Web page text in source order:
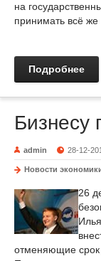
на
принимать всё же
Подробнее
Бизнесу
admin 28-12-
Новости
26
отменяющие срок